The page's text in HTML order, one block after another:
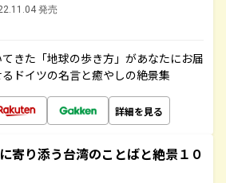
発売
きた「地球の歩き方」があなたにお届
ドイツの名言と癒やしの絶景集
詳細を見る
寄り添う台湾のことばと絶景１０